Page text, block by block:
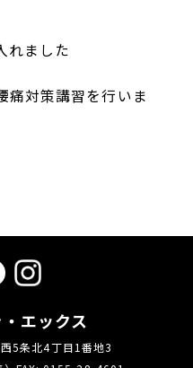
れました
痛対策講習を行いま
エックス
5条北4丁目1番地3